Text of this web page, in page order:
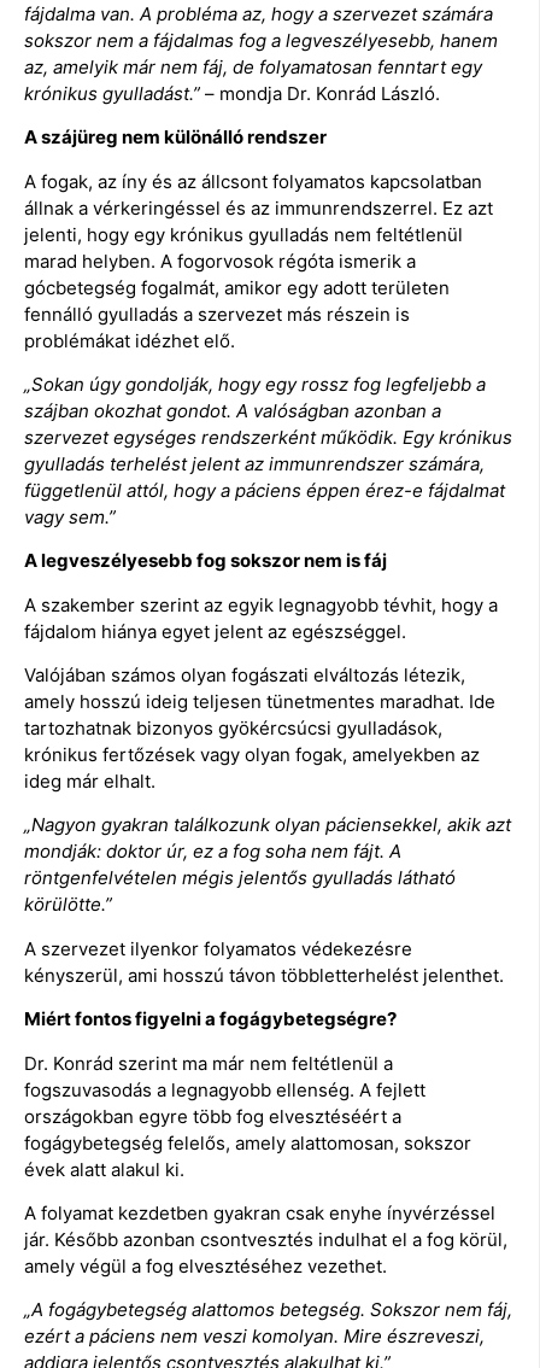
fájdalma van. A probléma az, hogy a szervezet számára
sokszor nem a fájdalmas fog a legveszélyesebb, hanem
az, amelyik már nem fáj, de folyamatosan fenntart egy
krónikus gyulladást.” – mondja Dr. Konrád László.
A szájüreg nem különálló rendszer
A fogak, az íny és az állcsont folyamatos kapcsolatban
állnak a vérkeringéssel és az immunrendszerrel. Ez azt
jelenti, hogy egy krónikus gyulladás nem feltétlenül
marad helyben. A fogorvosok régóta ismerik a
gócbetegség fogalmát, amikor egy adott területen
fennálló gyulladás a szervezet más részein is
problémákat idézhet elő.
„Sokan úgy gondolják, hogy egy rossz fog legfeljebb a
szájban okozhat gondot. A valóságban azonban a
szervezet egységes rendszerként működik. Egy krónikus
gyulladás terhelést jelent az immunrendszer számára,
függetlenül attól, hogy a páciens éppen érez-e fájdalmat
vagy sem.”
A legveszélyesebb fog sokszor nem is fáj
A szakember szerint az egyik legnagyobb tévhit, hogy a
fájdalom hiánya egyet jelent az egészséggel.
Valójában számos olyan fogászati elváltozás létezik,
amely hosszú ideig teljesen tünetmentes maradhat. Ide
tartozhatnak bizonyos gyökércsúcsi gyulladások,
krónikus fertőzések vagy olyan fogak, amelyekben az
ideg már elhalt.
„Nagyon gyakran találkozunk olyan páciensekkel, akik azt
mondják: doktor úr, ez a fog soha nem fájt. A
röntgenfelvételen mégis jelentős gyulladás látható
körülötte.”
A szervezet ilyenkor folyamatos védekezésre
kényszerül, ami hosszú távon többletterhelést jelenthet.
Miért fontos figyelni a fogágybetegségre?
Dr. Konrád szerint ma már nem feltétlenül a
fogszuvasodás a legnagyobb ellenség. A fejlett
országokban egyre több fog elvesztéséért a
fogágybetegség felelős, amely alattomosan, sokszor
évek alatt alakul ki.
A folyamat kezdetben gyakran csak enyhe ínyvérzéssel
jár. Később azonban csontvesztés indulhat el a fog körül,
amely végül a fog elvesztéséhez vezethet.
„A fogágybetegség alattomos betegség. Sokszor nem fáj,
ezért a páciens nem veszi komolyan. Mire észreveszi,
addigra jelentős csontvesztés alakulhat ki.”